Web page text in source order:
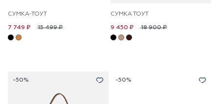
СУМКА-ТОУТ
15 499 ₽
7 749 ₽
СУМКА ТОУТ
18 900 ₽
9 450 ₽
-50% -50%